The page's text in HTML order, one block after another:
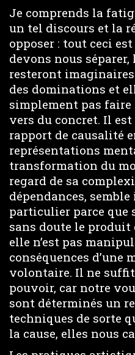
Je comprends la
un tel discours et la
opposer : tout ceci
devons nous
resteront
des dominations et
simplement pas
vers du concret. Il
rapport de causalité
représentations
transformation du
regard de sa
dépendances,
particulier parce que
sans doute le
elle n’est pas
conséquences d’une
volontaire. Il ne
pouvoir, car notre
sont déterminés un
techniques de sorte
la cause, elles nous